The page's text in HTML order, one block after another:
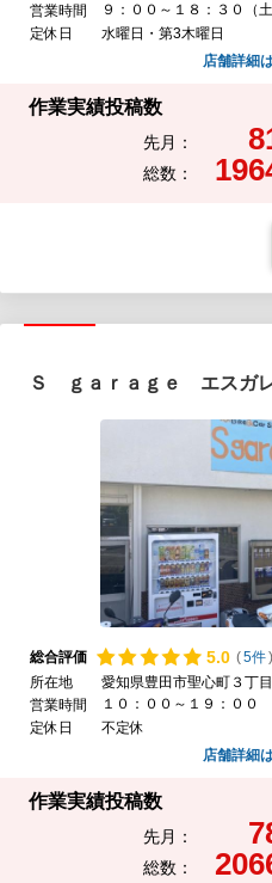
営業時間
９：００～１８：３０（
定休日
水曜日・第3木曜日
店舗詳細
作業実績投稿数
先月：
総数：
Ｓ ｇａｒａｇｅ エスガ
総合評価 5.0 (5件)
所在地
愛知県豊田市聖心町３丁
営業時間
１０：００～１９：００
定休日
不定休
店舗詳細
作業実績投稿数
先月：
総数：